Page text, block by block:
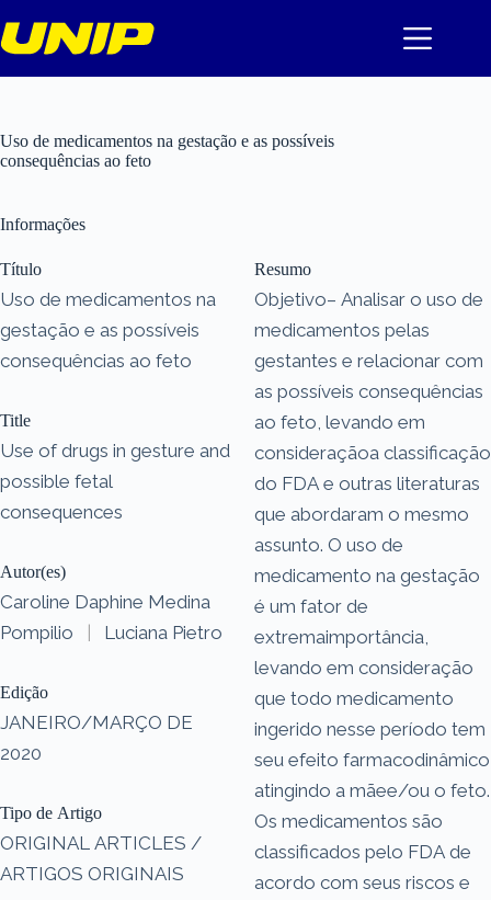
para
o
Uso de medicamentos na gestação e as possíveis
consequências ao feto
Informações
Título
Uso de medicamentos na
gestação e as possíveis
consequências ao feto
Title
Use of drugs in gesture and
possible fetal
consequences
Autor(es)
Caroline Daphine Medina
Pompilio
| Luciana Pietro
Edição
JANEIRO/MARÇO DE
2020
Tipo de Artigo
ORIGINAL ARTICLES /
ARTIGOS ORIGINAIS
Resumo
Objetivo– Analisar o uso de
medicamentos pelas
gestantes e relacionar com
as possíveis consequências
ao feto, levando em
consideraçãoa classificação
do FDA e outras literaturas
que abordaram o mesmo
assunto. O uso de
medicamento na gestação
é um fator de
extremaimportância,
levando em consideração
que todo medicamento
ingerido nesse período tem
seu efeito farmacodinâmico
atingindo a mãee/ou o feto.
Os medicamentos são
classificados pelo FDA de
acordo com seus riscos e